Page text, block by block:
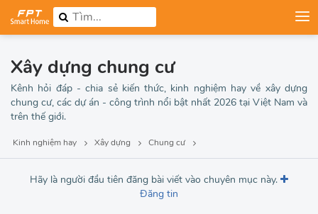
Xây dựng chung cư
Kênh hỏi đáp - chia sẻ kiến thức, kinh nghiệm hay về xây dựng
chung cư, các dự án - công trình nổi bật nhất 2026 tại Việt Nam và
trên thế giới.
Kinh nghiệm hay Xây dựng Chung cư
Hãy là người đầu tiên đăng bài viết vào chuyên mục này.
Đăng tin